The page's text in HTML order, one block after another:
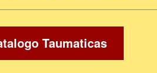
Taumaticas